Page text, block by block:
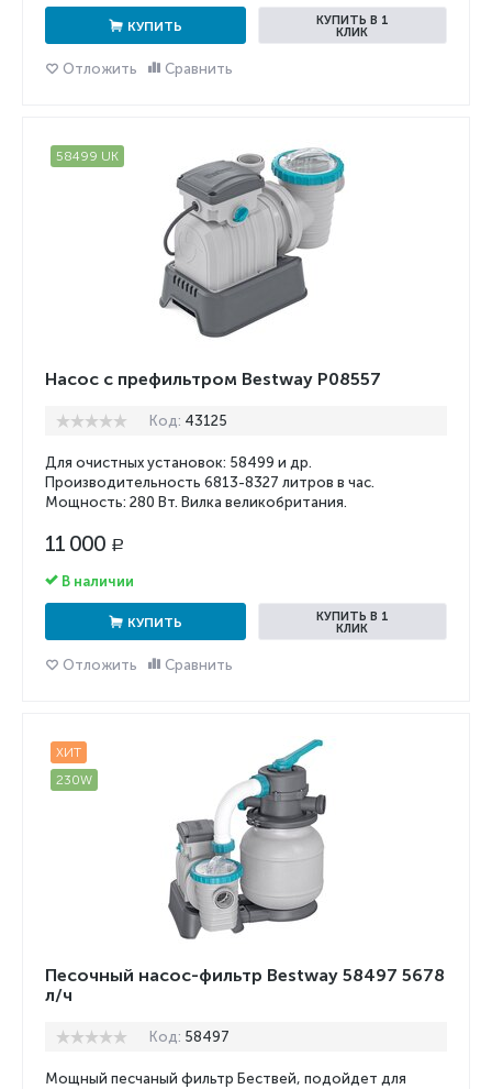
КУПИТЬ
КУПИТЬ В 1
КЛИК
Отложить Сравнить
58499 UK
Насос с префильтром Bestway P08557
Код: 43125
Для очистных установок: 58499 и др.
Производительность 6813-8327 литров в час.
Мощность: 280 Вт. Вилка великобритания.
11 000 Р
В наличии
КУПИТЬ
КУПИТЬ В 1
КЛИК
Отложить Сравнить
ХИТ
230W
Песочный насос-фильтр Bestway 58497 5678
л/ч
Код: 58497
Мощный песчаный фильтр Бествей, подойдет для